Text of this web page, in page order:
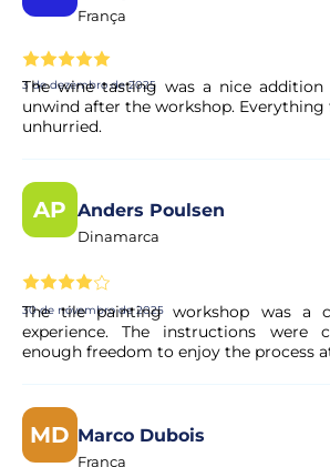
França
3 de dezembro de 2025
The wine tasting was a nice
unwind after the workshop.
unhurried.
AP Anders Poulsen
Dinamarca
30 de novembro de 2025
The tile painting workshop was a
experience. The instructions were
enough freedom to enjoy the process
MD Marco Dubois
França